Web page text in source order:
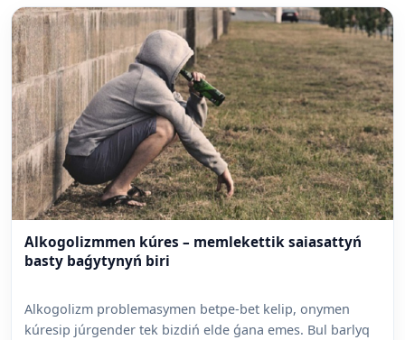
Alkogolizmmen kúres – memlekettik saiasattyń
basty baǵytynyń biri
Alkogolizm problemasymen betpe-bet kelip, onymen
kúresip júrgender tek bizdiń elde ǵana emes. Bul barlyq